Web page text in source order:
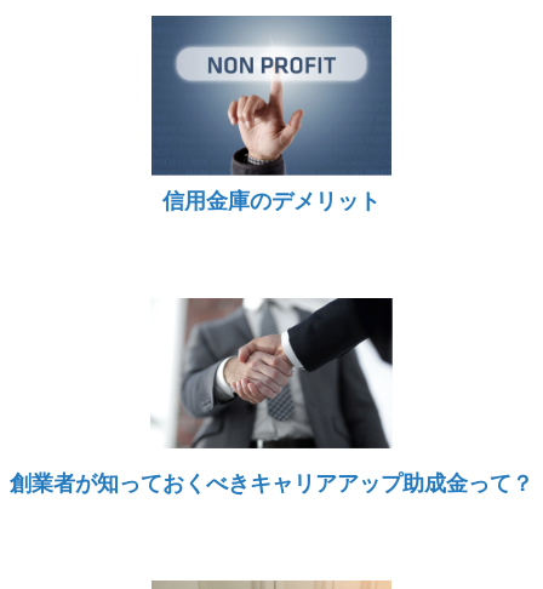
信用金庫のデメリット
創業者が知っておくべきキャリアアップ助成金って？